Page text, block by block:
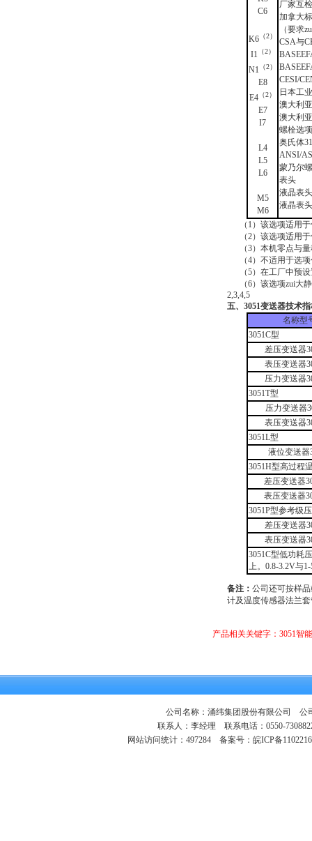
C6
K6 （2）
I1 （2）
N1 （2）
E8
E4 （2）
E7
I7
L4
L5
L6
M5
M6
厂家互
加拿大
（要求
CSA与
CESI/
日本工
澳大利
澳大利
螺栓选项
奥氏体
ANSI/
蒙乃尔
表头
液晶表
液晶表
（1）该选项适用于
（2）该选项适用于
（3）本机零点与量
（4）不适用于选项
（5）在工厂中预设
（6）该选项zui大静
2,3,4,5
五、3051变送器技术
名称型
3051C型
差压变送器
表压变送器
压力变送器
3051T型
压力变送器
表压变送器
3051L型
液位变送器
3051H型高过程
差压变送器
表压变送器
3051P型参考级
差压变送器
表压变送器
3051C型低功耗
上。0.8-3.2V与
备注： 公司还可按样
计及温度传感器法兰
产品相关关键字：3051智
公司名称：涌纬集团股份有限公司 公
联系人：李经理 联系电话：0550-
网站访问统计：497284 备案号：皖ICP备